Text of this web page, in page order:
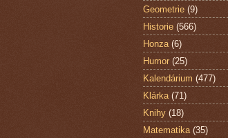
Geometrie (9)
Historie (566)
Honza (6)
Humor (25)
Kalendárium (477)
Klárka (71)
Knihy (18)
Matematika (35)